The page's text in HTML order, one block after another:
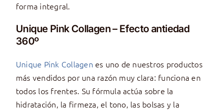
forma integral.
Unique Pink Collagen – Efecto antiedad
360º
Unique Pink Collagen es uno de nuestros productos
más vendidos por una razón muy clara: funciona en
todos los frentes. Su fórmula actúa sobre la
hidratación, la firmeza, el tono, las bolsas y la